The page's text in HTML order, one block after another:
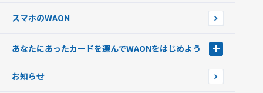
スマホのWAON
あなたにあったカードを選んでWAONをはじめよう
フードバンク応援WAON
お知らせ